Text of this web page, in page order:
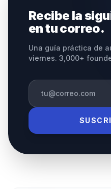
Recibe la
en tu correo.
Una guía práctica de
viernes. 3,000+